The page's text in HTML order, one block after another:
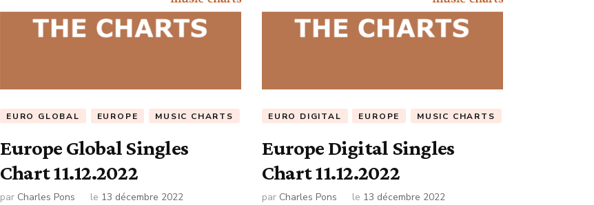
EURO GLOBAL EUROPE MUSIC CHARTS
Europe Global Singles
Chart 11.12.2022
par Charles Pons le 13 décembre 2022
EURO DIGITAL EUROPE MUSIC CHARTS
Europe Digital Singles
Chart 11.12.2022
par Charles Pons le 13 décembre 2022